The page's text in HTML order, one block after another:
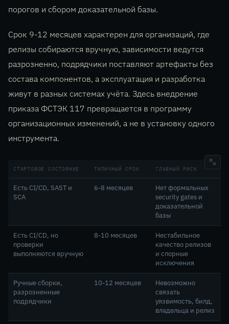
порогов и сбором доказательной базы.
Срок 9-12 месяцев характерен для организаций, где
релизы собираются вручную, зависимости ведутся
разрозненно, подрядчики поставляют артефакты без
состава компонентов, а эксплуатация и разработка
живут в разных системах учёта. Здесь внедрение
приказа ФСТЭК 117 превращается в программу
организационных изменений, а не в установку одного
инструмента.
СТАРТОВОЕ СОСТОЯНИЕ ТИПИЧНЫЙ СРОК ГЛАВНЫЙ РИСК
Есть CI/CD, SAST и
SCA
6-8 месяцев
Нет формальных
security gates и
доказательной
базы
Есть CI/CD, но
проверки
выполняются вручную
8-10 месяцев
Нестабильное
качество релизов
и спорные
исключения
Ручные сборки,
разрозненные
подрядчики
10-12 месяцев
Невозможно
связать
уязвимость, билд,
владельца и релиз